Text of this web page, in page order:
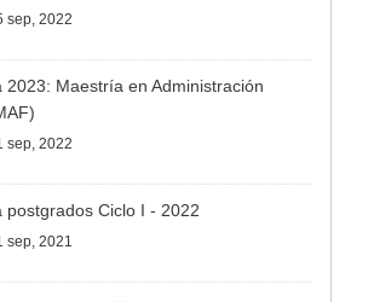
sep, 2022
2023: Maestría en Administración
sep, 2022
postgrados Ciclo I - 2022
sep, 2021